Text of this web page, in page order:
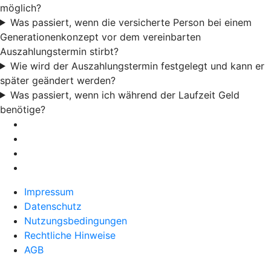
möglich?
Was passiert, wenn die versicherte Person bei einem
Generationenkonzept vor dem vereinbarten
Auszahlungstermin stirbt?
Wie wird der Auszahlungstermin festgelegt und kann er
später geändert werden?
Was passiert, wenn ich während der Laufzeit Geld
benötige?
Impressum
Datenschutz
Nutzungsbedingungen
Rechtliche Hinweise
AGB